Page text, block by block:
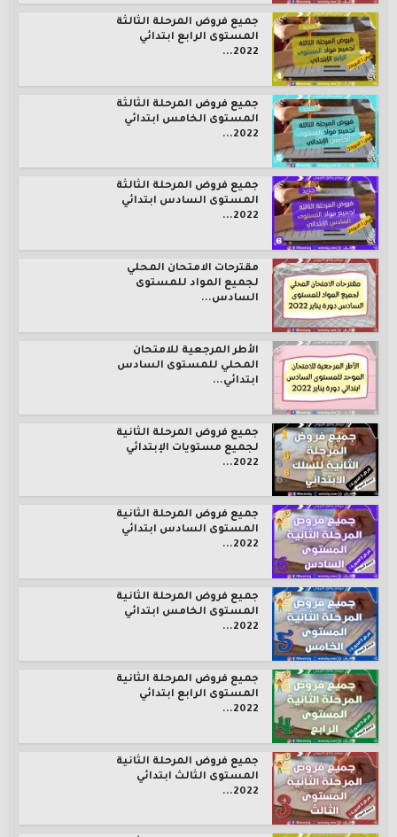
جميع فروض المرحلة الثالثة
المستوى الرابع ابتدائي
2022...
جميع فروض المرحلة الثالثة
المستوى الخامس ابتدائي
2022...
جميع فروض المرحلة الثالثة
المستوى السادس ابتدائي
2022...
مقترحات الامتحان المحلي
لجميع المواد للمستوى
السادس...
الأطر المرجعية للامتحان
المحلي للمستوى السادس
ابتدائي...
جميع فروض المرحلة الثانية
لجميع مستويات الإبتدائي
2022...
جميع فروض المرحلة الثانية
المستوى السادس ابتدائي
2022...
جميع فروض المرحلة الثانية
المستوى الخامس ابتدائي
2022...
جميع فروض المرحلة الثانية
المستوى الرابع ابتدائي
2022...
جميع فروض المرحلة الثانية
المستوى الثالث ابتدائي
2022...